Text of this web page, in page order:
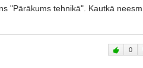
"Pārākums tehnikā". Kautkā
0